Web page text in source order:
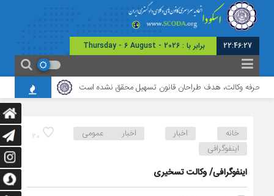
22:46:27 برابر با : Thursday - 6 August - 2026
حرفه وکالت، هدف طراحان قانون تسهیل محقق نشده است برگزاری نشست
20 خانه اخبار
اخبار عمومی
اینفوگرافی
اینفوگرافی/ وکالت تسخیری